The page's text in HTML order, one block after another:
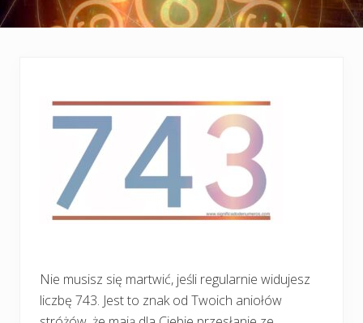
Nie musisz się martwić, jeśli regularnie widujesz
liczbę 743. Jest to znak od Twoich aniołów